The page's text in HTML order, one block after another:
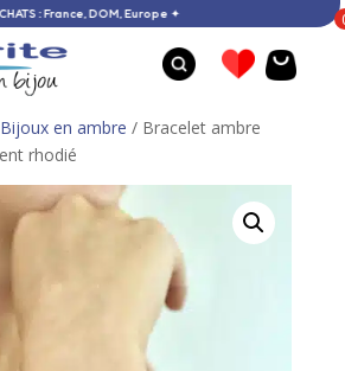
D’ACHATS : France, DOM, Europe ✦
Bijoux en ambre / Bracelet ambre
rhodié